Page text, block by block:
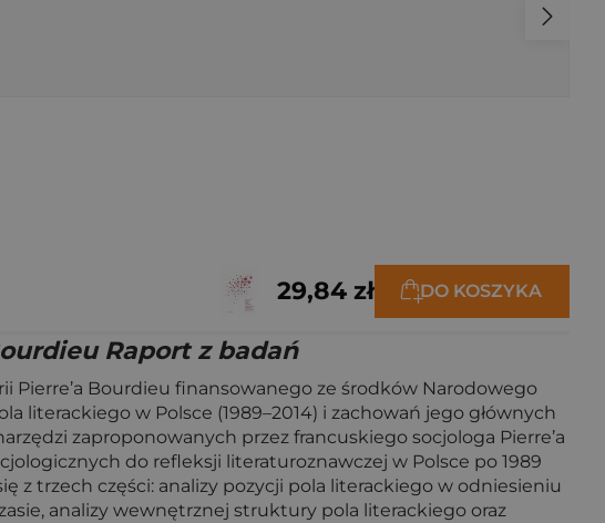
29,84 zł DO KOSZYKA
Raport z badań
Pierre’a Bourdieu finansowanego ze środków Narodowego
w Polsce (1989–2014) i zachowań jego głównych
zaproponowanych przez francuskiego socjologa Pierre’a
do refleksji literaturoznawczej w Polsce po 1989
z trzech części: analizy pozycji pola literackiego w odniesieniu
analizy wewnętrznej struktury pola literackiego oraz